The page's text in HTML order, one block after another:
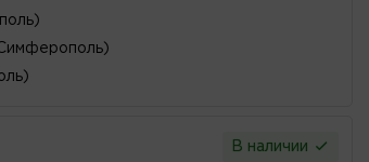
В наличии